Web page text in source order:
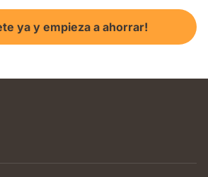
ya y empieza a ahorrar!